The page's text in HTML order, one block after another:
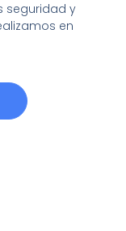
seguridad y
en